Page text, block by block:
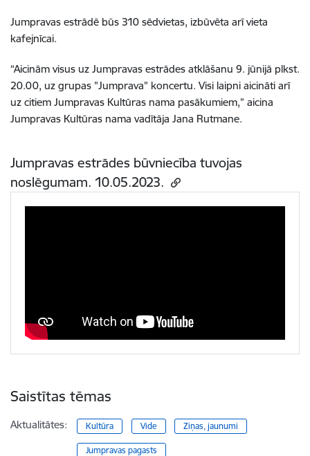
Jumpravas estrādē būs 310 sēdvietas, izbūvēta arī vieta
kafejnīcai.
“Aicinām visus uz Jumpravas estrādes atklāšanu 9. jūnijā plkst.
20.00, uz grupas "Jumprava" koncertu. Visi laipni aicināti arī
uz citiem Jumpravas Kultūras nama pasākumiem,” aicina
Jumpravas Kultūras nama vadītāja Jana Rutmane.
Jumpravas estrādes būvniecība tuvojas
noslēgumam. 10.05.2023.
Saistītas tēmas
Aktualitātes: Kultūra Vide Ziņas, jaunumi
Jumpravas pagasts